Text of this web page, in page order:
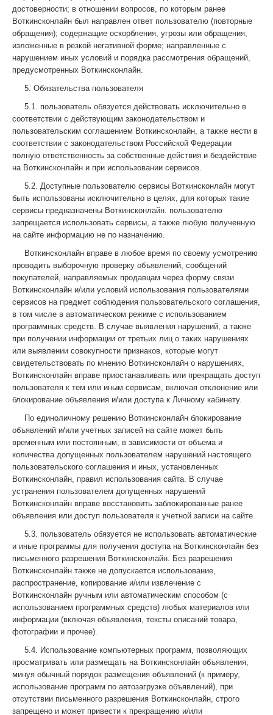
достоверности; в отношении вопросов, по которым ранее
Воткинсконлайн был направлен ответ пользователю (повторные
обращения); содержащие оскорбления, угрозы или обращения,
изложенные в резкой негативной форме; направленные с
нарушением иных условий и порядка рассмотрения обращений,
предусмотренных Воткинсконлайн.
5. Обязательства пользователя
5.1. пользователь обязуется действовать исключительно в
соответствии с действующим законодательством и
пользовательским соглашением Воткинсконлайн, а также нести в
соответствии с законодательством Российской Федерации
полную ответственность за собственные действия и бездействие
на Воткинсконлайн и при использовании сервисов.
5.2. Доступные пользователю сервисы Воткинсконлайн могут
быть использованы исключительно в целях, для которых такие
сервисы предназначены Воткинсконлайн. пользователю
запрещается использовать сервисы, а также любую полученную
на сайте информацию не по назначению.
Воткинсконлайн вправе в любое время по своему усмотрению
проводить выборочную проверку объявлений, сообщений
покупателей, направляемых продавцам через форму связи
Воткинсконлайн и/или условий использования пользователями
сервисов на предмет соблюдения пользовательского соглашения,
в том числе в автоматическом режиме с использованием
программных средств. В случае выявления нарушений, а также
при получении информации от третьих лиц о таких нарушениях
или выявлении совокупности признаков, которые могут
свидетельствовать по мнению Воткинсконлайн о нарушениях,
Воткинсконлайн вправе приостанавливать или прекращать доступ
пользователя к тем или иным сервисам, включая отклонение или
блокирование объявления и/или доступа к Личному кабинету.
По единоличному решению Воткинсконлайн блокирование
объявлений и/или учетных записей на сайте может быть
временным или постоянным, в зависимости от объема и
количества допущенных пользователем нарушений настоящего
пользовательского соглашения и иных, установленных
Воткинсконлайн, правил использования сайта. В случае
устранения пользователем допущенных нарушений
Воткинсконлайн вправе восстановить заблокированные ранее
объявления или доступ пользователя к учетной записи на сайте.
5.3. пользователь обязуется не использовать автоматические
и иные программы для получения доступа на Воткинсконлайн без
письменного разрешения Воткинсконлайн. Без разрешения
Воткинсконлайн также не допускается использование,
распространение, копирование и/или извлечение с
Воткинсконлайн ручным или автоматическим способом (с
использованием программных средств) любых материалов или
информации (включая объявления, тексты описаний товара,
фотографии и прочее).
5.4. Использование компьютерных программ, позволяющих
просматривать или размещать на Воткинсконлайн объявления,
минуя обычный порядок размещения объявлений (к примеру,
использование программ по автозагрузке объявлений), при
отсутствии письменного разрешения Воткинсконлайн, строго
запрещено и может привести к прекращению и/или